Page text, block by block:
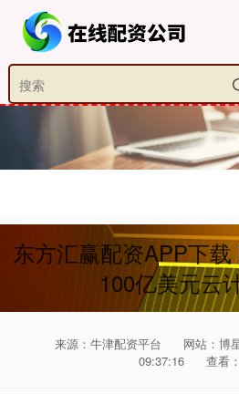
东方汇赢配资APP下
100亿美元云
来源：牛津配资平台 网站：博
09:37:16
查看